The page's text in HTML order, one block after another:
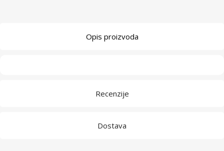
Opis proizvoda
Recenzije
Dostava